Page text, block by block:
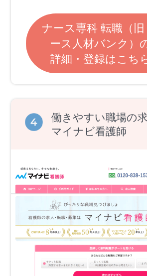
ナース専科 転職（旧
ース人材バンク）
詳細・登録はこち
働きやすい職場の
マイナビ看護師